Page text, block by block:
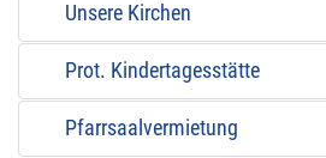
Unsere Kirchen
Prot. Kindertagesstätte
Pfarrsaalvermietung